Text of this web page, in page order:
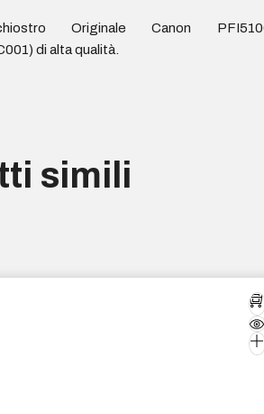
Originale Canon
di alta qualità.
simili